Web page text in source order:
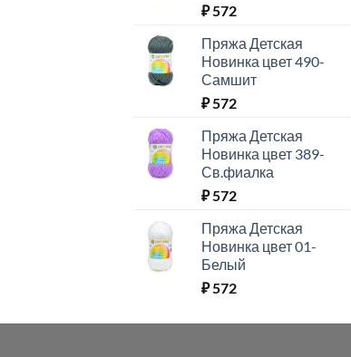
₽572
Пряжа Детская
Новинка цвет 490-
Самшит
₽572
Пряжа Детская
Новинка цвет 389-
Св.фиалка
₽572
Пряжа Детская
Новинка цвет 01-
Белый
₽572